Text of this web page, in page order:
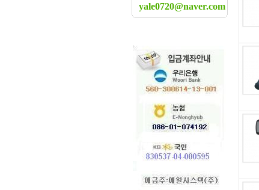
yale0720@naver.com